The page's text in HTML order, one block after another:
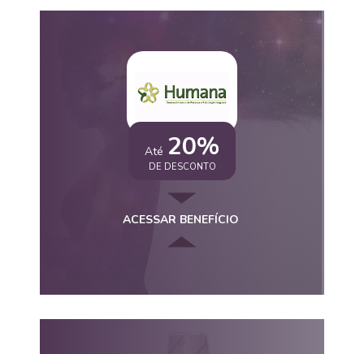
Até 20%
DE DESCONTO
ACESSAR BENEFÍCIO